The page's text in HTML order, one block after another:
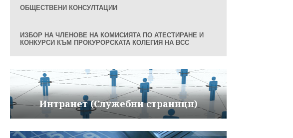
ОБЩЕСТВЕНИ КОНСУЛТАЦИИ
ИЗБОР НА ЧЛЕНОВЕ НА КОМИСИЯТА ПО АТЕСТИРАНЕ И
КОНКУРСИ КЪМ ПРОКУРОРСКАТА КОЛЕГИЯ НА ВСС
Интранет (Служебни страници)